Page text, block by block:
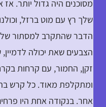
מסוכנים היה גדול יותר.
שלך רץ עם מוט ברזל,
הדבר שהתקרב למסתור
הצבעים שאת יכולה
זקן, החמור, עם קרחות
ומתקלפת מאוד. כל קרש בה
אחר. בנקודה אחת היו